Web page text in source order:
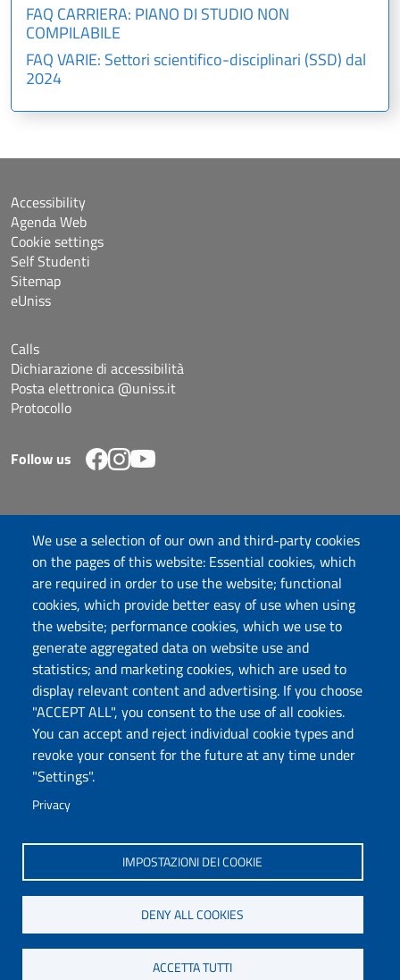
We use a selection of our own and third-party cookies
on the pages of this website: Essential cookies, which
are required in order to use the website; functional
cookies, which provide better easy of use when using
the website; performance cookies, which we use to
generate aggregated data on website use and
statistics; and marketing cookies, which are used to
display relevant content and advertising. If you choose
"ACCEPT ALL", you consent to the use of all cookies.
You can accept and reject individual cookie types and
revoke your consent for the future at any time under
"Settings".
Privacy
IMPOSTAZIONI DEI COOKIE
DENY ALL COOKIES
ACCETTA TUTTI
FAQ CARRIERA: PIANO DI STUDIO NON
COMPILABILE
FAQ VARIE: Settori scientifico-disciplinari (SSD) dal
2024
Dipartimento di Storia, Scienze dell’Uomo e
della Formazione
Via Maurizio Zanfarino 62, 07100 Sassari
PEC: dip.storia.scienze.formazione@pec.uniss.it
www.uniss.it
Accessibility
Agenda Web
Cookie settings
Self Studenti
Sitemap
eUniss
Calls
Dichiarazione di accessibilità
Posta elettronica @uniss.it
Protocollo
Follow us